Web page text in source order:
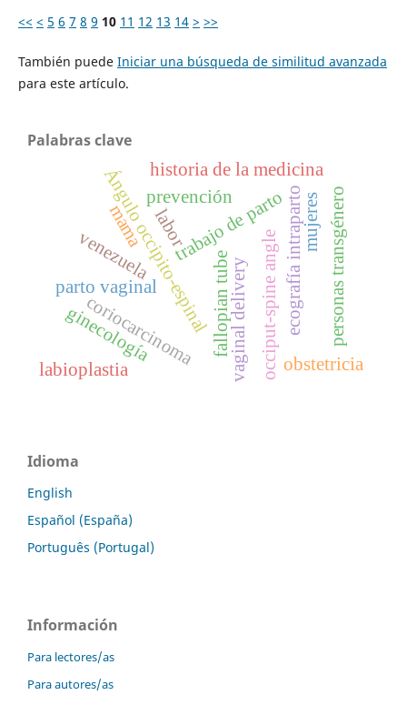
<< < 5 6 7 8 9 10 11 12 13 14 > >>
También puede Iniciar una búsqueda de similitud avanzada
para este artículo.
Palabras clave
trabajo de partoecografía intraparto
Ángulo occipito-espinal
parto vaginal
labor
occiput-spine angle
vaginal delivery
coriocarcinoma fallopian tube
venezuela
obstetricia
historia de la medicina
ginecología
labioplastia
personas transgénero
mujeres
mama
prevención
Idioma
English
Español (España)
Português (Portugal)
Información
Para lectores/as
Para autores/as